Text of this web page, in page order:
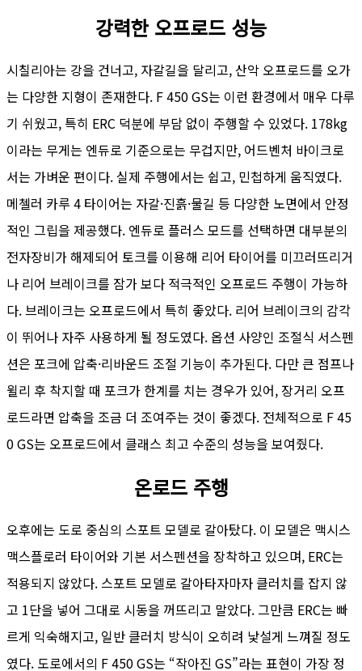
강력한 오프로드 성능
시칠리아는 강을 건너고, 자갈길을 달리고, 산악 오프로드를 오가
는 다양한 지형이 존재한다. F 450 GS는 이런 환경에서 매우 다루
기 쉬웠고, 특히 ERC 덕분에 부담 없이 주행할 수 있었다. 178kg
이라는 무게는 엔듀로 기준으로는 무겁지만, 어드벤처 바이크로
서는 가벼운 편이다. 실제 주행에서는 쉽고, 민첩하게 움직였다.
메첼러 카루 4 타이어는 자갈·진흙·물길 등 다양한 노면에서 안정
적인 그립을 제공했다. 엔듀로 플러스 모드를 선택하면 대부분의
전자장비가 해제되어 토크를 이용해 리어 타이어를 미끄러뜨리거
나 리어 브레이크를 잠가 보다 적극적인 오프로드 주행이 가능하
다. 브레이크는 오프로드에서 특히 좋았다. 리어 브레이크의 감각
이 뛰어나 자주 사용하게 될 정도였다. 옵션 사양인 조절식 서스펜
션은 포크에 압축·리바운드 조절 기능이 추가된다. 다만 큰 점프나
윌리 후 착지할 때 포크가 한계를 치는 경우가 있어, 장거리 오프
로드라면 압축을 조금 더 조여주는 것이 좋겠다. 전체적으로 F 45
0 GS는 오프로드에서 클래스 최고 수준의 성능을 보여줬다.
온로드 주행
오후에는 도로 중심의 스포트 모델로 갈아탔다. 이 모델은 맥시스
맥스플로러 타이어와 기본 서스펜션을 장착하고 있으며, ERC는
적용되지 않았다. 스포트 모델로 갈아타자마자 클러치를 잡지 않
고 1단을 넣어 그대로 시동을 꺼뜨리고 말았다. 그만큼 ERC는 빠
르게 익숙해지고, 일반 클러치 방식이 오히려 낯설게 느껴질 정도
였다. 도로에서의 F 450 GS는 “작아진 GS”라는 표현이 가장 정